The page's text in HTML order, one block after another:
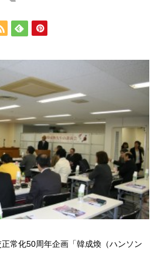
常化50周年企画「韓成煥（ハンソン